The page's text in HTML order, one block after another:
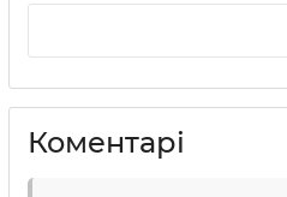
Коментарі